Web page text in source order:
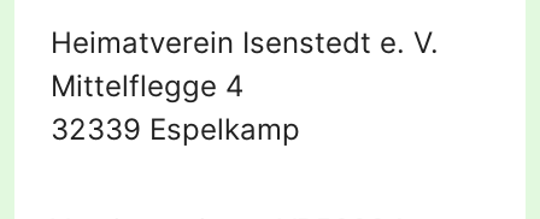
Heimatverein Isenstedt e. V.
Mittelflegge 4
32339 Espelkamp